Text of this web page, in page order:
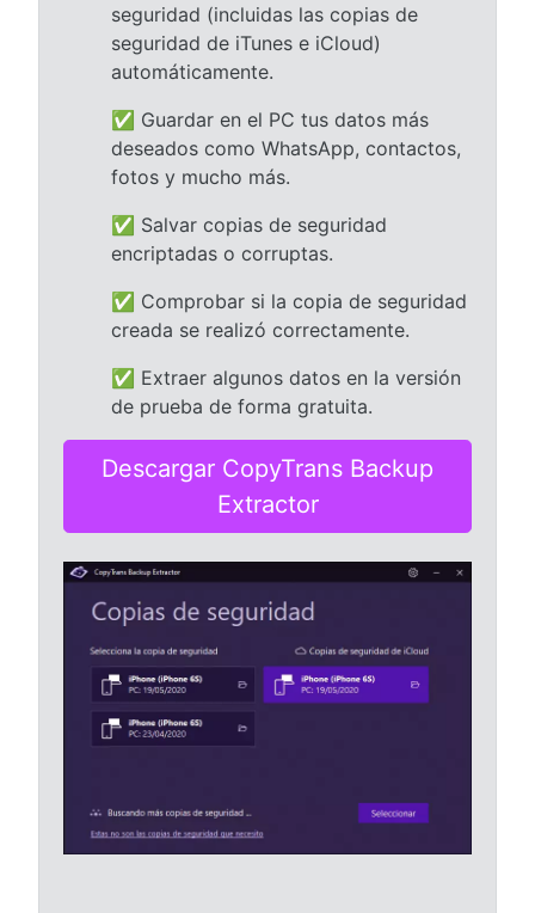
seguridad (incluidas las copias de
seguridad de iTunes e iCloud)
automáticamente.
✅ Guardar en el PC tus datos más
deseados como WhatsApp, contactos,
fotos y mucho más.
✅ Salvar copias de seguridad
encriptadas o corruptas.
✅ Comprobar si la copia de seguridad
creada se realizó correctamente.
✅ Extraer algunos datos en la versión
de prueba de forma gratuita.
Descargar CopyTrans Backup
Extractor